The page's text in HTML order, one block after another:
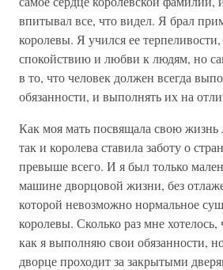
впитывал все, что видел. Я брал
королевы. Я учился ее терпеливости,
спокойствию и любви к людям, но
в то, что человек должен всегда
обязанности, и выполнять их на
Как моя мать посвящала свою жизнь
так и королева ставила заботу о
превыше всего. И я был только
машине дворцовой жизни, без
которой невозможно нормальное
королевы. Сколько раз мне
как я выполняю свои обязанности,
дворце проходит за закрытыми